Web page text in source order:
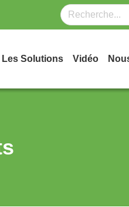
Les Solutions Vidéo